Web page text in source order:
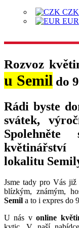
CZK
EUR
Rozvoz
u Semil do
Rádi byste
svátek,
lokalitu
Jsme tady pro Vás
blízkým, známým,
Semil a to i expres do
U nás vonline